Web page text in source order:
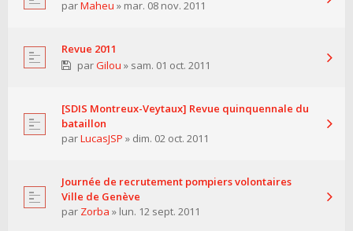
parMaheu » mar. 08 nov. 2011
Revue 2011
parGilou » sam. 01 oct. 2011
[SDIS Montreux-Veytaux] Revue quinquennale du
bataillon
parLucasJSP » dim. 02 oct. 2011
Journée de recrutement pompiers volontaires
Ville de Genève
par Zorba » lun. 12 sept. 2011